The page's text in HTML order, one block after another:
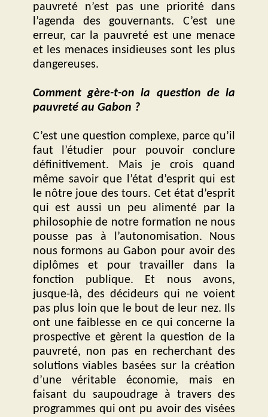
pauvreté n’est pas une priorité dans
l’agenda des gouvernants. C’est une
erreur, car la pauvreté est une menace
et les menaces insidieuses sont les plus
dangereuses.
Comment gère-t-on la question de la
pauvreté au Gabon ?
C’est une question complexe, parce qu’il
faut l’étudier pour pouvoir conclure
définitivement. Mais je crois quand
même savoir que l’état d’esprit qui est
le nôtre joue des tours. Cet état d’esprit
qui est aussi un peu alimenté par la
philosophie de notre formation ne nous
pousse pas à l’autonomisation. Nous
nous formons au Gabon pour avoir des
diplômes et pour travailler dans la
fonction publique. Et nous avons,
jusque-là, des décideurs qui ne voient
pas plus loin que le bout de leur nez. Ils
ont une faiblesse en ce qui concerne la
prospective et gèrent la question de la
pauvreté, non pas en recherchant des
solutions viables basées sur la création
d’une véritable économie, mais en
faisant du saupoudrage à travers des
programmes qui ont pu avoir des visées